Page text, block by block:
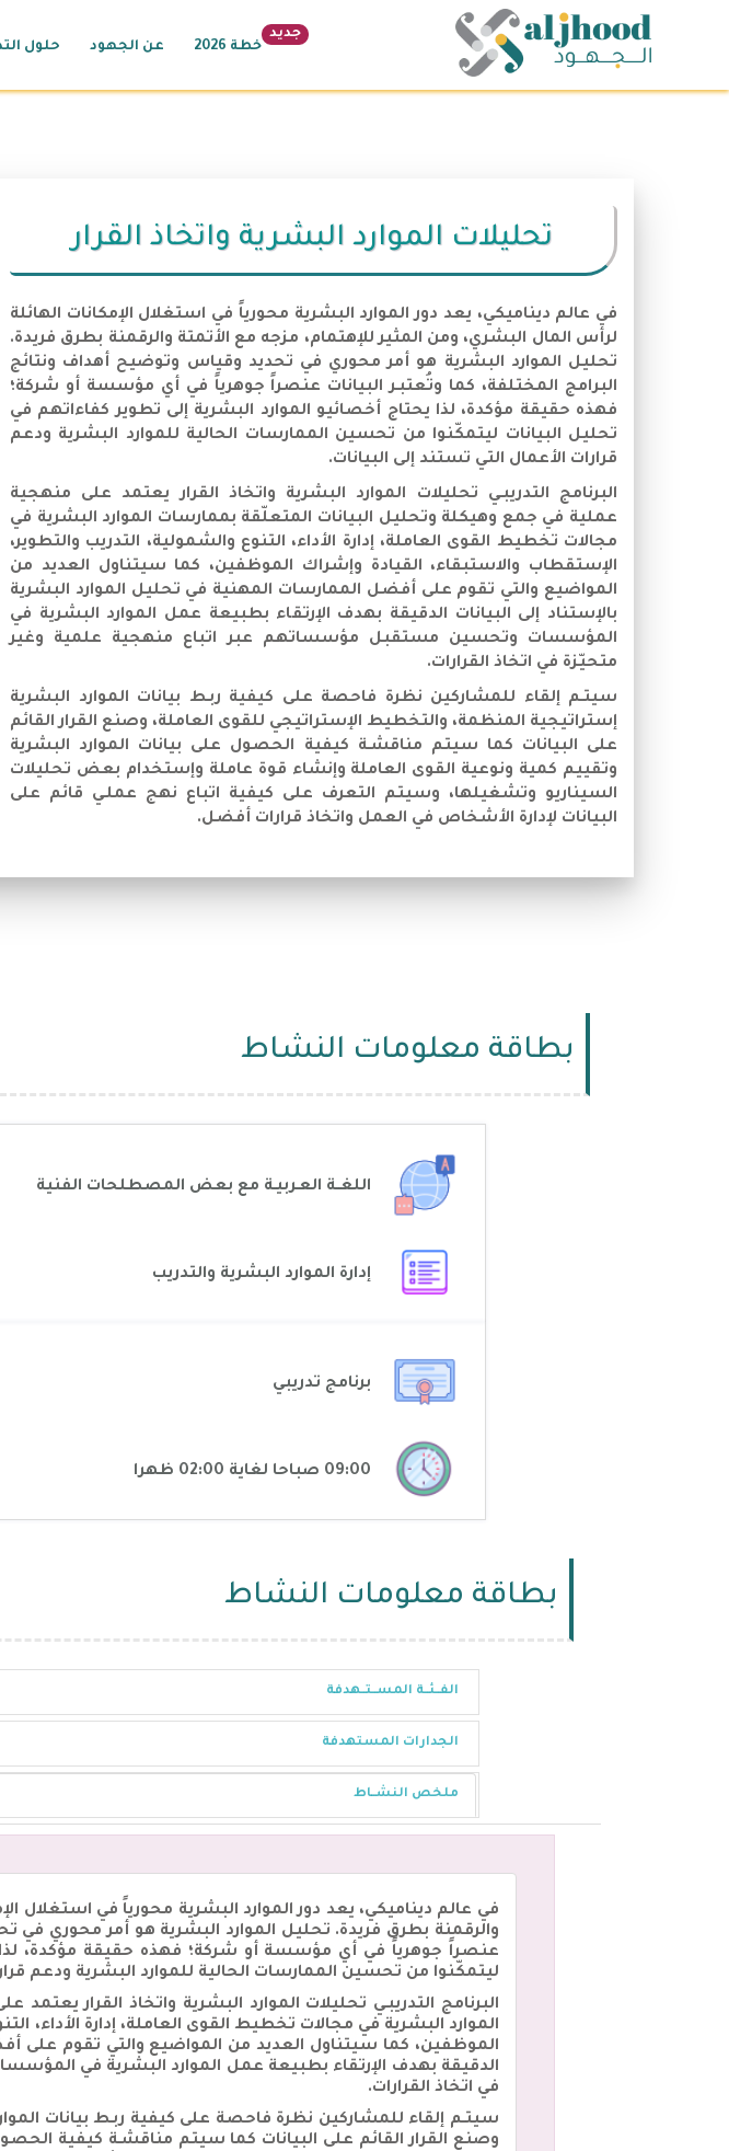
حلول عن الجهود خطة 2026
جديد
تحليلات الموارد البشرية واتخاذ القرار
في عالم ديناميكي، يعد دور الموارد البشرية محورياً في استغلال الإمكانات الهائلة
لرأس المال البشري، ومن المثير للإهتمام، مزجه مع الأتمتة والرقمنة بطرق فريدة.
تحليل الموارد البشرية هو أمر محوري في تحديد وقياس وتوضيح أهداف ونتائج
البرامج المختلفة، كما وتُعتبـر البيانات عنصراً جوهرياً في أي مؤسسة أو شركة؛
فهذه حقيقة مؤكدة، لذا يحتاج أخصائيو الموارد البشرية إلى تطوير كفاءاتهم في
تحليل البيانات ليتمكّنوا من تحسين الممارسات الحالية للموارد البشرية ودعم
قرارات الأعمال التي تستند إلى البيانات.
البرنامج التدريبـي تحليلات الموارد البشرية واتخاذ القرار يعتمد على منهجية
عملية في جمع وهيكلة وتحليل البيانات المتعلّقة بممارسات الموارد البشرية في
مجالات تخطيط القوى العاملة، إدارة الأداء، التنوع والشمولية، التدريب والتطوير،
الإستقطاب والاستبقاء، القيادة وإشراك الموظفين، كما سيتناول العديد من
المواضيع والتي تقوم على أفضل الممارسات المهنية في تحليل الموارد البشرية
بالإستناد إلى البيانات الدقيقة بهدف الإرتقاء بطبيعة عمل الموارد البشرية في
المؤسسات وتحسين مستقبل مؤسساتهم عبر اتباع منهجية علمية وغير
متحيّزة في اتخاذ القرارات.
سيتـم إلقاء للمشاركين نظرة فاحصة على كيفية ربـط بيانات الموارد البشرية
إستراتيجية المنظمة، والتخطيط الإستراتيجي للقوى العاملة، وصنع القرار القائم
على البيانات كما سيتم مناقشـة كيفية الحصول على بيانات الموارد البشرية
وتقييم كمية ونوعية القوى العاملة وإنشاء قوة عاملة وإستخدام بعض تحليلات
السيناريو وتشغيلها، وسيتم التعرف على كيفية اتباع نهج عملـي قائم على
البيانات لإدارة الأشخاص في العمل واتخاذ قرارات أفضل.
بطاقة معلومات النشاط
اللغــة العـربيـة مع بعض المصطلحات الفنية
باللغة الإنجليزية
إدارة الموارد البشرية والتدريب
برنامج تدريبي
09:00 صباحا لغاية 02:00 ظهرا
بطاقة معلومات النشاط
الفــئــة المســتــهدفة
الجدارات المستهدفة
ملخص النشــاط
في عالم ديناميكي، يعد دور الموارد البشرية محورياً في استغلال
والرقمنة بطرق فريدة. تحليل الموارد البشرية هو أمر محوري في
عنصراً جوهرياً في أي مؤسسة أو شركة؛ فهذه حقيقة مؤكدة، لذا
ليتمكّنوا من تحسين الممارسات الحالية للموارد البشرية ودعم
البرنامج التدريبـي تحليلات الموارد البشرية واتخاذ القرار
الموارد البشرية في مجالات تخطيط القوى العاملة، إدارة الأداء،
الموظفين، كما سيتناول العديد من المواضيع والتي تقوم على
الدقيقة بهدف الإرتقاء بطبيعة عمل الموارد البشرية في
في اتخاذ القرارات.
سيتـم إلقاء للمشاركين نظرة فاحصة على كيفية ربـط بيانات
وصنع القرار القائم على البيانات كما سيتم مناقشـة كيفية